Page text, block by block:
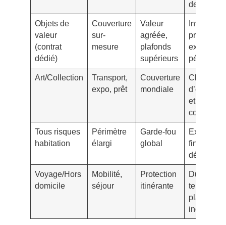
de
Objets de
valeur
(contrat
dédié)
Couverture
sur-
mesure
Valeur
agréée,
plafonds
supérieurs
Inventaire
précis,
expertises
Art/Collection
Transport,
expo, prêt
Couverture
mondiale
Clauses
et de
Tous risques
habitation
Périmètre
élargi
Garde-fou
global
fines à
décoder
Voyage/Hors
domicile
Mobilité,
séjour
Protection
itinérante
Durée,
territoires,
plafond
individuel